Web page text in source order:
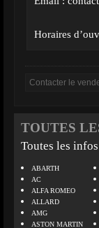
Horaires
TOUTES
Toutes les
ABARTH
AC
ALFA ROMEO
ALLARD
AMG
ASTON MARTIN